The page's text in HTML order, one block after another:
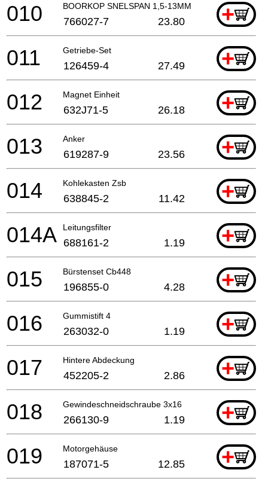
BOORKOP SNELSPAN 1,5-13MM +
010 766027-7 23.80
Getriebe-Set +
011 126459-4 27.49
Magnet Einheit +
012 632J71-5 26.18
Anker +
013 619287-9 23.56
Kohlekasten Zsb +
014 638845-2 11.42
Leitungsfilter +
014A 688161-2 1.19
Bürstenset Cb448 +
015 196855-0 4.28
Gummistift 4 +
016 263032-0 1.19
Hintere Abdeckung +
017 452205-2 2.86
Gewindeschneidschraube 3x16 +
018 266130-9 1.19
Motorgehäuse +
019 187071-5 12.85